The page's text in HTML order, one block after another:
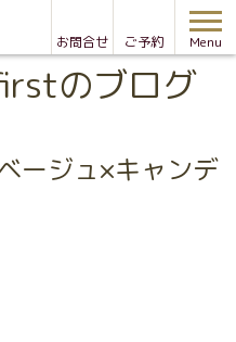
お問合せ ご予約 Menu
のブログ
ージュ×キャンデ